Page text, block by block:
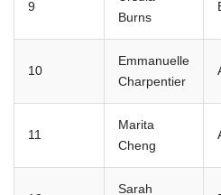
9
Burns
10
Emmanuelle
Charpentier
11
Marita
Cheng
Sarah